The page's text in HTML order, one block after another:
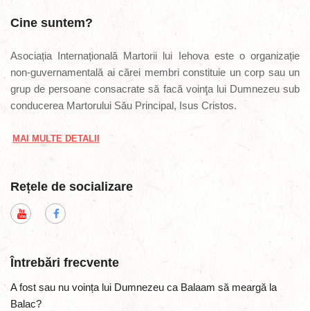
Cine suntem?
Asociația Internațională Martorii lui Iehova este o organizație
non-guvernamentală ai cărei membri constituie un corp sau un
grup de persoane consacrate să facă voinţa lui Dumnezeu sub
conducerea Martorului Său Principal, Isus Cristos.
MAI MULTE DETALII
Rețele de socializare
Întrebări frecvente
A fost sau nu voința lui Dumnezeu ca Balaam să meargă la
Balac?